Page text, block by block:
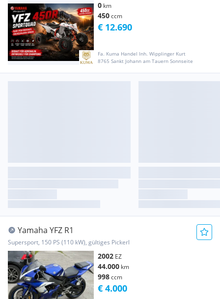
0 km
450ccm
Fa. Kuma Handel Inh. Wipplinger Kurt
8765 Sankt Johann am Tauern Sonnseite
€ 12.690
Yamaha YFZ R1
Supersport, 150 PS (110 kW), gültiges Pickerl
2002 EZ
44.000 km
998ccm
€ 4.000